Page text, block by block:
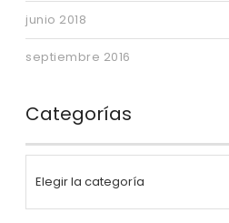
junio 2018
septiembre 2016
Categorías